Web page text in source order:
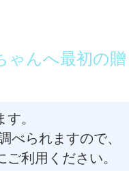
ゃんへ最初の贈
。
べられますので、
利用ください。